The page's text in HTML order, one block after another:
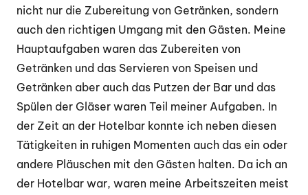
nicht nur die Zubereitung von Getränken, sondern
auch den richtigen Umgang mit den Gästen. Meine
Hauptaufgaben waren das Zubereiten von
Getränken und das Servieren von Speisen und
Getränken aber auch das Putzen der Bar und das
Spülen der Gläser waren Teil meiner Aufgaben. In
der Zeit an der Hotelbar konnte ich neben diesen
Tätigkeiten in ruhigen Momenten auch das ein oder
andere Pläuschen mit den Gästen halten. Da ich an
der Hotelbar war, waren meine Arbeitszeiten meist